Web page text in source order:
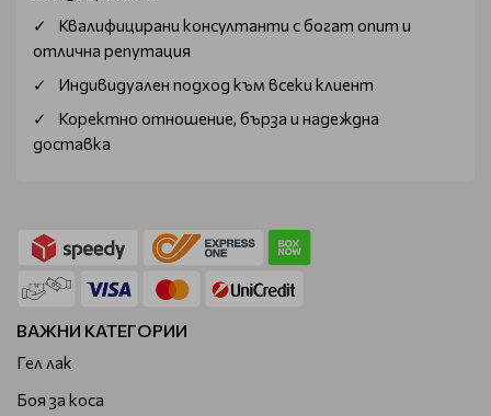
Квалифицирани консултанти с богат опит и
отлична репутация
Индивидуален подход към всеки клиент
Коректно отношение, бърза и надеждна
доставка
ВАЖНИ КАТЕГОРИИ
Гел лак
Боя за коса